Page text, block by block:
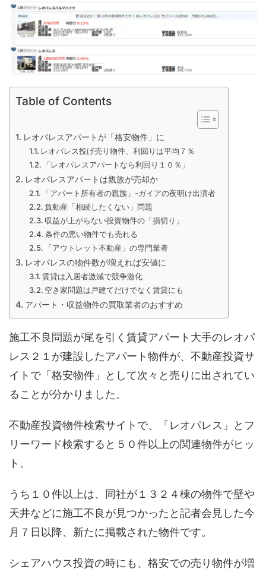
Table of Contents
レオパレスアパートが「格安物件」に
レオパレス投げ売り物件、利回りは平均７％
「レオパレスアパートなら利回り１０％」
レオパレスアパートは親族が売却か
「アパート所有者の親族」-ガイアの夜明け出演者
負動産「相続したくない」問題
収益が上がらない投資物件の「損切り」
条件の悪い物件でも売れる
「アウトレット不動産」の専門業者
レオパレスの物件数が増えれば安値に
賃貸は入居者激減で競争激化
空き家問題は戸建てだけでなく賃貸にも
アパート・収益物件の買取業者のおすすめ
施工不良問題が尾を引く賃貸アパート大手のレオパ
レス２１が建設したアパート物件が、不動産投資サ
イトで「格安物件」として次々と売りに出されてい
ることが分かりました。
不動産投資物件検索サイトで、「レオパレス」とフ
リーワード検索すると５０件以上の関連物件がヒッ
ト。
うち１０件以上は、同社が１３２４棟の物件で壁や
天井などに施工不良が見つかったと記者会見した今
月７日以降、新たに掲載された物件です。
シェアハウス投資の時にも、格安での売り物件が増